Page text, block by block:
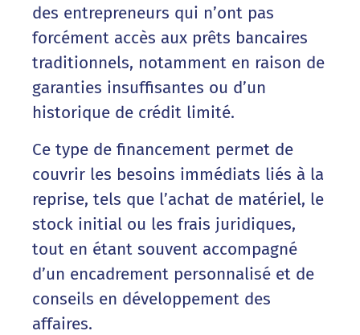
des entrepreneurs qui n’ont pas
forcément accès aux prêts bancaires
traditionnels, notamment en raison de
garanties insuffisantes ou d’un
historique de crédit limité.
Ce type de financement permet de
couvrir les besoins immédiats liés à la
reprise, tels que l’achat de matériel, le
stock initial ou les frais juridiques,
tout en étant souvent accompagné
d’un encadrement personnalisé et de
conseils en développement des
affaires.